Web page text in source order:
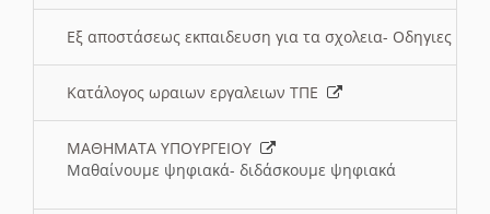
Εξ αποστάσεως εκπαιδευση για τα σχολεια- Οδηγιες
Κατάλογος ωραιων εργαλειων ΤΠΕ
ΜΑΘΗΜΑΤΑ ΥΠΟΥΡΓΕΙΟΥ
Μαθαίνουμε ψηφιακά- διδάσκουμε ψηφιακά